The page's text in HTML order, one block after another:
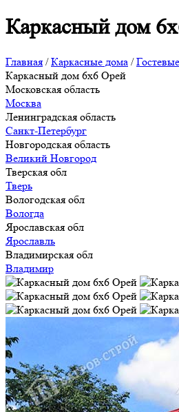
Каркасный дом
Главная /Каркасные дома /
Каркасный дом 6х6 Орей
Московская область
Москва
Ленинградская область
Санкт-Петербург
Новгородская область
Великий Новгород
Тверская обл
Тверь
Вологодская обл
Вологда
Ярославская обл
Ярославль
Владимирская обл
Владимир